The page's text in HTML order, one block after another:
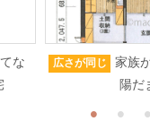
な
広さが同じ
家族
陽だ